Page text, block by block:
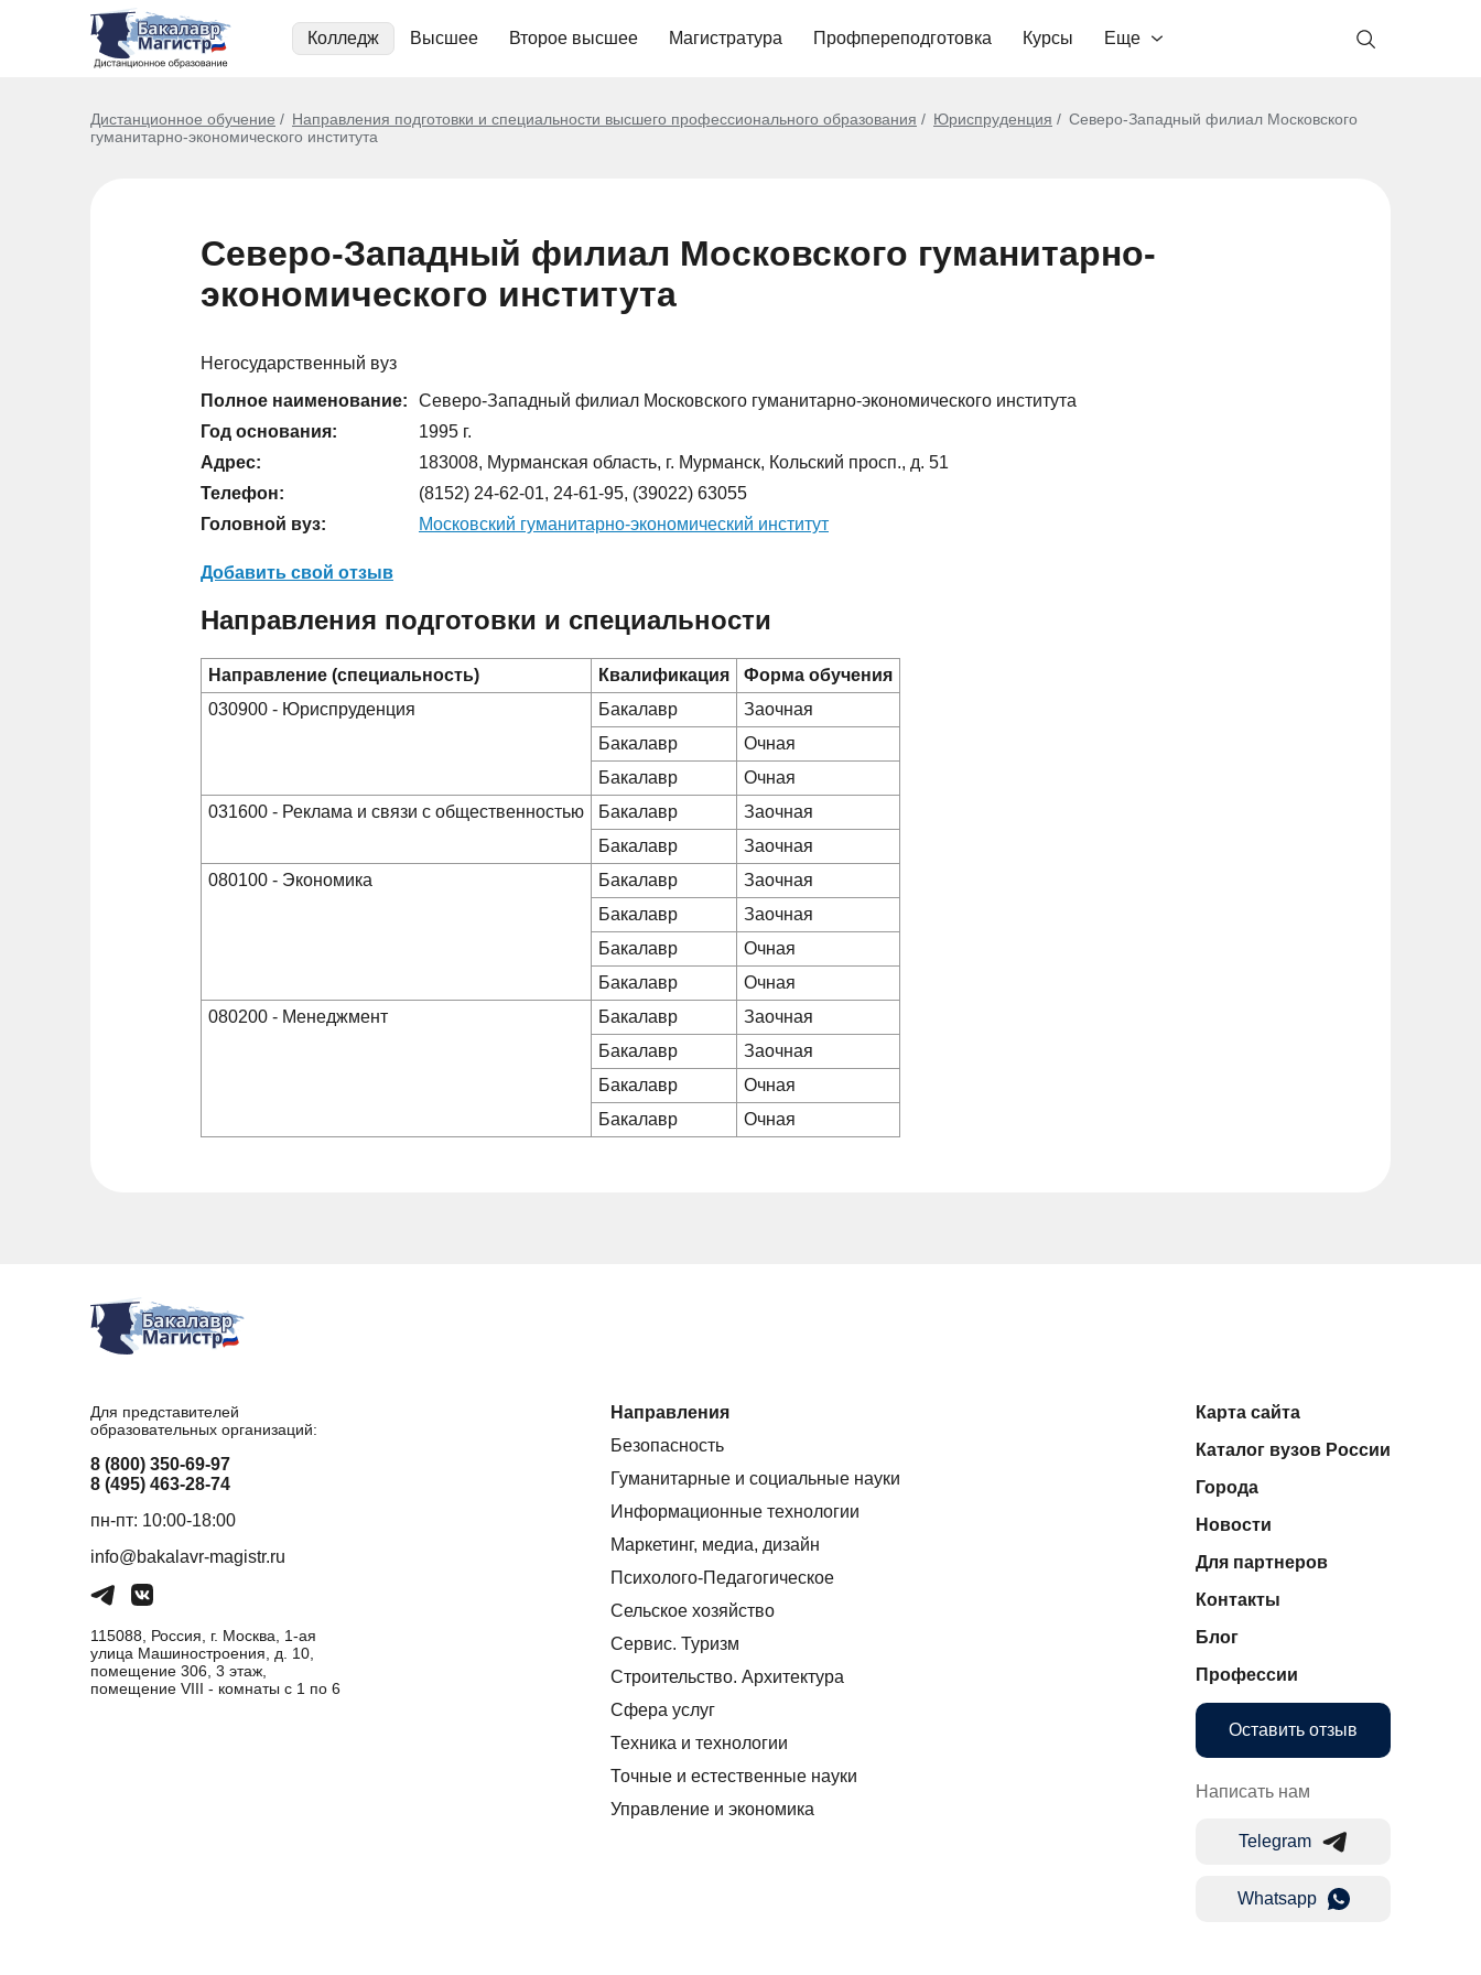
Колледж Высшее Второе высшее Магистратура Профпереподготовка Курсы Еще
Дистанционное обучение Направления подготовки и специальности высшего профессионального образования Юриспруденция
Северо-Западный филиал Московского
гуманитарно-экономического института
Северо-Западный филиал Московского гуманитарно-
экономического института
Негосударственный вуз
Полное наименование:
Северо-Западный филиал Московского гуманитарно-экономического института
Год основания:
1995 г.
Адрес:
183008, Мурманская область, г. Мурманск, Кольский просп., д. 51
Телефон:
(8152) 24-62-01, 24-61-95, (39022) 63055
Головной вуз:
Московский гуманитарно-экономический институт
Добавить свой отзыв
Направления подготовки и специальности
Направление (специальность) Квалификация
Форма обучения
030900 - Юриспруденция
Бакалавр
Заочная
Бакалавр
Очная
Бакалавр
Очная
031600 - Реклама и связи с общественностью
Бакалавр
Заочная
Бакалавр
Заочная
080100 - Экономика
Бакалавр
Заочная
Бакалавр
Заочная
Бакалавр
Очная
Бакалавр
Очная
080200 - Менеджмент
Бакалавр
Заочная
Бакалавр
Заочная
Бакалавр
Очная
Бакалавр
Очная
Для представителей
образовательных организаций:
8 (800) 350-69-97
8 (495) 463-28-74
пн-пт: 10:00-18:00
info@bakalavr-magistr.ru
115088, Россия, г. Москва, 1-ая
улица Машиностроения, д. 10,
помещение 306, 3 этаж,
помещение VIII - комнаты с 1 по 6
Направления
Безопасность
Гуманитарные и социальные науки
Информационные технологии
Маркетинг, медиа, дизайн
Психолого-Педагогическое
Сельское хозяйство
Сервис. Туризм
Строительство. Архитектура
Сфера услуг
Техника и технологии
Точные и естественные науки
Управление и экономика
Карта сайта
Каталог вузов России
Города
Новости
Для партнеров
Контакты
Блог
Профессии
Оставить отзыв
Написать нам
Telegram
Whatsapp